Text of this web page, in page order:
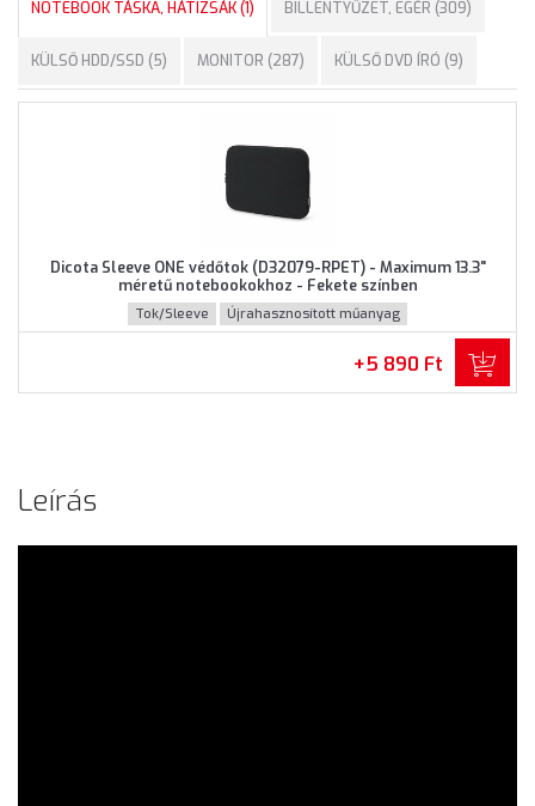
NOTEBOOK TÁSKA, HÁTIZSÁK (1) BILLENTYŰZET, EGÉR (309)
KÜLSŐ HDD/SSD (5) MONITOR (287) KÜLSŐ DVD ÍRÓ (9)
Dicota Sleeve ONE védőtok (D32079-RPET) - Maximum 13.3"
méretű notebookokhoz - Fekete színben
Tok/Sleeve Újrahasznosított műanyag
+5 890 Ft
Leírás